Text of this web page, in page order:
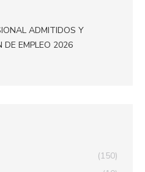
ADMITIDOS Y
DE EMPLEO 2026
(150)